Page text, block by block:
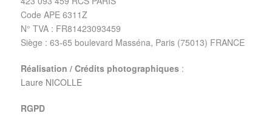
Code APE 6311Z
N° TVA : FR81423093459
Siège : 63-65 boulevard Masséna, Paris (75013) FRANCE
Réalisation / Crédits photographiques :
Laure NICOLLE
RGPD